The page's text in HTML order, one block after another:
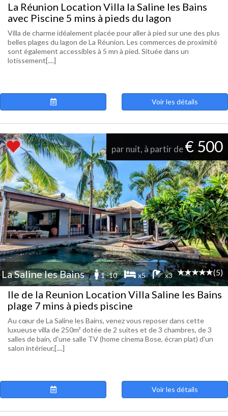
La Réunion Location Villa la Saline les Bains
avec Piscine 5 mins à pieds du lagon
Villa de charme idéalement placée pour aller à pied sur une des plus
belles plages du lagon de La Réunion. Les commerces de proximité
sont également accessibles à 5 mn à pied. Située dans un
lotissement[....]
Voir les détails
par nuit, à partir de€ 500
La Saline les Bains 1 -10 x5 x3 (5)
Ile de la Reunion Location Villa Saline les Bains
plage 7 mins à pieds piscine
Au cœur de La Saline les Bains, venez vous reposer dans cette
luxueuse villa de 250m² dotée de 2 suites et de 3 chambres, de 3
salles de bain, d'une salle TV (home cinema Bose, écran plat) d'un
salon intérieur,[....]
Voir les détails